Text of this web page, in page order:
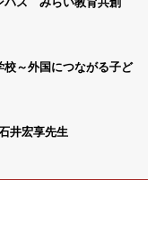
～外国につながる子ど
井宏享先生